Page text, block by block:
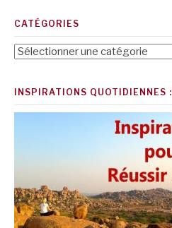
CATÉGORIES
Catégories
INSPIRATIONS QUOTIDIENNES :